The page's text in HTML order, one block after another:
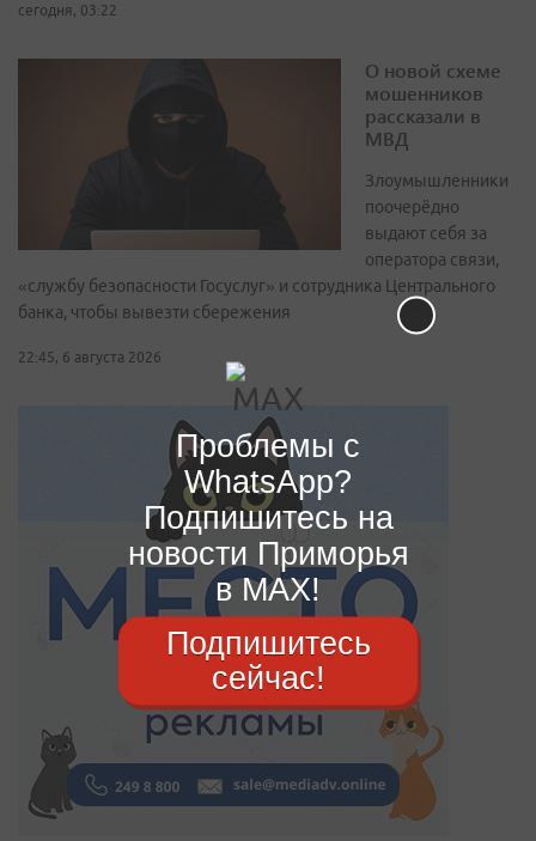
сегодня, 03:22
О новой схеме
мошенников
рассказали в
МВД
Злоумышленники
поочерёдно
выдают себя за
оператора связи,
«службу безопасности Госуслуг» и сотрудника Центрального
банка, чтобы вывезти сбережения
22:45, 6 августа 2026
Проблемы с
WhatsApp?
Подпишитесь на
новости Приморья
в MAX!
Подпишитесь
сейчас!